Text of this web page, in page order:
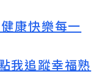
康快樂每一
我追蹤幸福熟